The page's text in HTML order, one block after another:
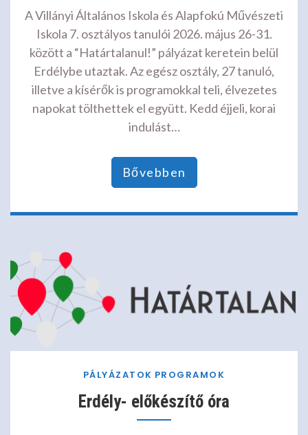
A Villányi Általános Iskola és Alapfokú Művészeti
Iskola 7. osztályos tanulói 2026. május 26-31.
között a “Határtalanul!” pályázat keretein belül
Erdélybe utaztak. Az egész osztály, 27 tanuló,
illetve a kísérők is programokkal teli, élvezetes
napokat tölthettek el együtt. Kedd éjjeli, korai
indulást…
Bővebben
PÁLYÁZATOK PROGRAMOK
Erdély- előkészítő óra